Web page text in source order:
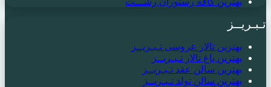
تـبـریــز
بهترین تالار عروسی تـبـریــز
بهترین باغ تالار تـبـریــز
بهترین سالن عقد تـبـریــز
بهترین سالن تولد تـبـریــز